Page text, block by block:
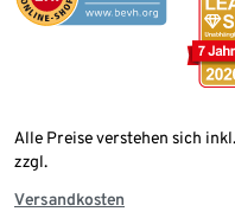
Alle Preise verstehen sich
zzgl.
Versandkosten